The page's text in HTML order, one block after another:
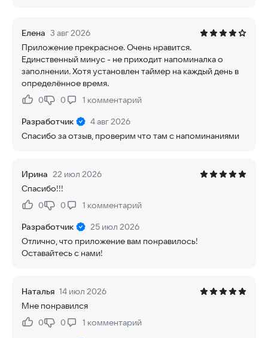
Елена 3 авг 2026
Приложение прекрасное. Очень нравится.
Единственный минус - не приходит напоминалка о
заполнении. Хотя установлен таймер на каждый день в
определённое время.
Нравится:
0Не нравится:
0 1 комментарий
Разработчик
4 авг 2026
Спасибо за отзыв, проверим что там с напоминаниями
Ирина 22 июл 2026
Спасибо!!!
Нравится:
0Не нравится:
0 1 комментарий
Разработчик
25 июл 2026
Отлично, что приложение вам понравилось!
Оставайтесь с нами!
Наталья 14 июл 2026
Мне понравился
Нравится:
0Не нравится:
0 1 комментарий